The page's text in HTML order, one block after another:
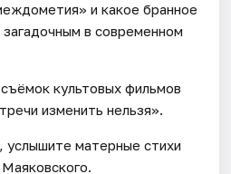
и какое бранное
в современном
культовых фильмов
изменить нельзя».
услышите матерные стихи